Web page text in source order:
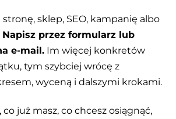
stronę, sklep, SEO, kampanię albo
Napisz przez formularz lub
e-mail. Im więcej konkretów
tym szybciej wrócę z
wyceną i dalszymi krokami.
już masz, co chcesz osiągnąć,